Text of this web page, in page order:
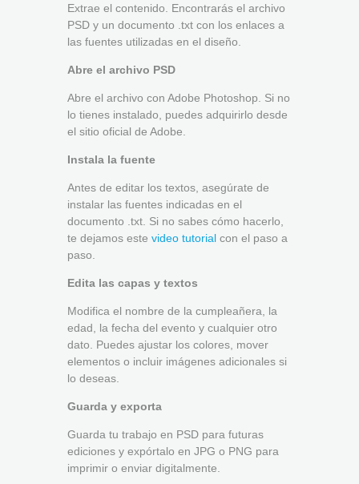
Extrae el contenido. Encontrarás el archivo
PSD y un documento .txt con los enlaces a
las fuentes utilizadas en el diseño.
Abre el archivo PSD
Abre el archivo con Adobe Photoshop. Si no
lo tienes instalado, puedes adquirirlo desde
el sitio oficial de Adobe.
Instala la fuente
Antes de editar los textos, asegúrate de
instalar las fuentes indicadas en el
documento .txt. Si no sabes cómo hacerlo,
te dejamos este video tutorial con el paso a
paso.
Edita las capas y textos
Modifica el nombre de la cumpleañera, la
edad, la fecha del evento y cualquier otro
dato. Puedes ajustar los colores, mover
elementos o incluir imágenes adicionales si
lo deseas.
Guarda y exporta
Guarda tu trabajo en PSD para futuras
ediciones y expórtalo en JPG o PNG para
imprimir o enviar digitalmente.